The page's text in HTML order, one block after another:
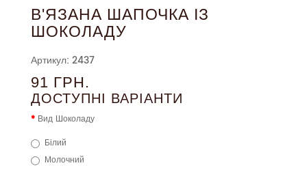
В'ЯЗАНА ШАПОЧКА ІЗ
ШОКОЛАДУ
Артикул: 2437
91 ГРН.
ДОСТУПНІ ВАРІАНТИ
Вид Шоколаду
Білий
Молочний